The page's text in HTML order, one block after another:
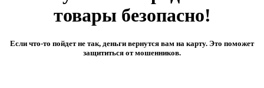
товары безопасно!
Если что-то пойдет не так, деньги вернутся вам на карту. Это поможет
защититься от мошенников.